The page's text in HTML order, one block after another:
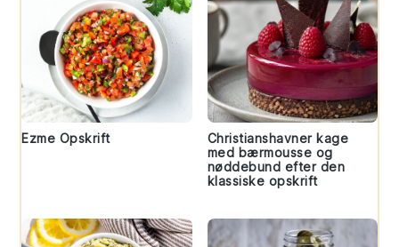
Ezme Opskrift
Christianshavner kage
med bærmousse og
nøddebund efter den
klassiske opskrift